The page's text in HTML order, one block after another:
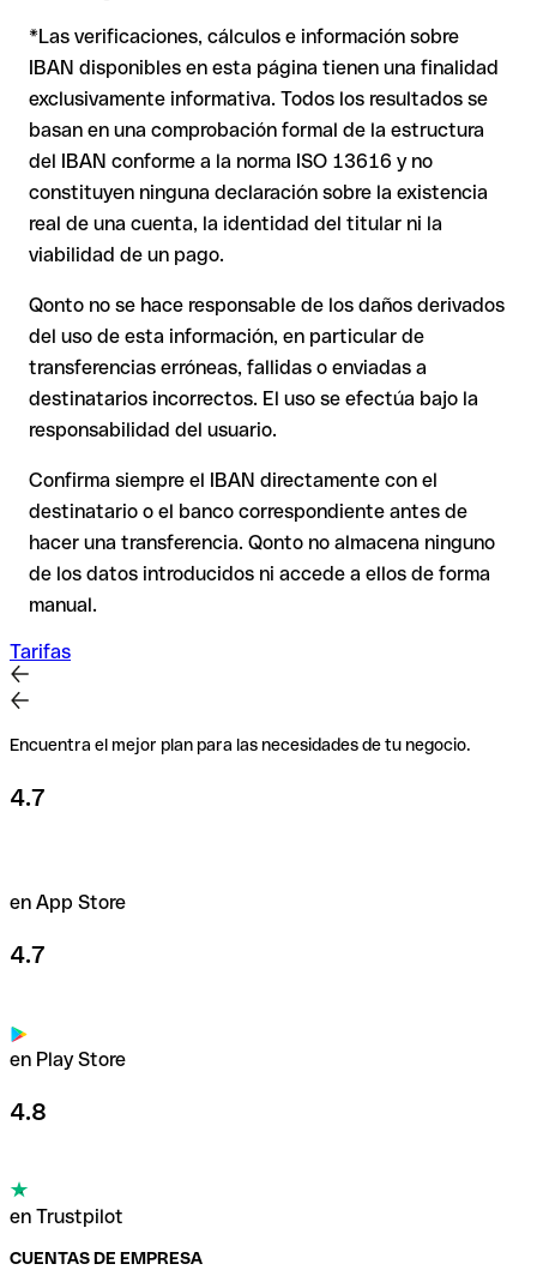
Nota: en transferencias en divisas extranjeras (por ejemplo,
USD o GBP) pueden aplicarse comisiones de cambio
adicionales. Consulta previamente las condiciones vigentes
con Issue with interpolation.
casualmente forma otra combinación formalmente válida, la
transferencia se ejecuta hacia una cuenta ajena. En ese caso:
El banco receptor está obligado a colaborar en la
Tu entidad puede iniciar un proceso de reclamación a
destinatario ya ha retirado el dinero.
En transferencias internacionales fuera del área SEPA,
la recuperación es considerablemente más compleja y
conlleva comisiones adicionales.
Recomendación: Verifica siempre el IBAN antes de una
transferencia con nuestro
Verificador de IBAN
gratuito y, en
caso de duda, confírmalo directamente con el destinatario.
Esta precaución es especialmente importante con importes
elevados o en nuevas relaciones comerciales.
*Las verificaciones, cálculos e información sobre
IBAN disponibles en esta página tienen una finalidad
exclusivamente informativa. Todos los resultados se
basan en una comprobación formal de la estructura
del IBAN conforme a la norma ISO 13616 y no
constituyen ninguna declaración sobre la existencia
real de una cuenta, la identidad del titular ni la
viabilidad de un pago.
Qonto no se hace responsable de los daños derivados
del uso de esta información, en particular de
transferencias erróneas, fallidas o enviadas a
destinatarios incorrectos. El uso se efectúa bajo la
responsabilidad del usuario.
Confirma siempre el IBAN directamente con el
destinatario o el banco correspondiente antes de
hacer una transferencia. Qonto no almacena ninguno
de los datos introducidos ni accede a ellos de forma
manual.
Tarifas
Encuentra el mejor plan para las necesidades de tu negocio.
4.7
en App Store
4.7
en Play Store
4.8
en Trustpilot
CUENTAS DE EMPRESA